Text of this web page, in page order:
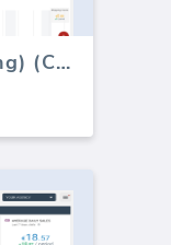
(E-commerce) (Shopping) (Carts)